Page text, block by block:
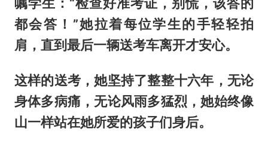
都会答！”她拉着每位学生的手轻轻拍
肩，直到最后一辆送考车离开才安心。
这样的送考，她坚持了整整十六年，无论
身体多病痛，无论风雨多猛烈，她始终像
山一样站在她所爱的孩子们身后。